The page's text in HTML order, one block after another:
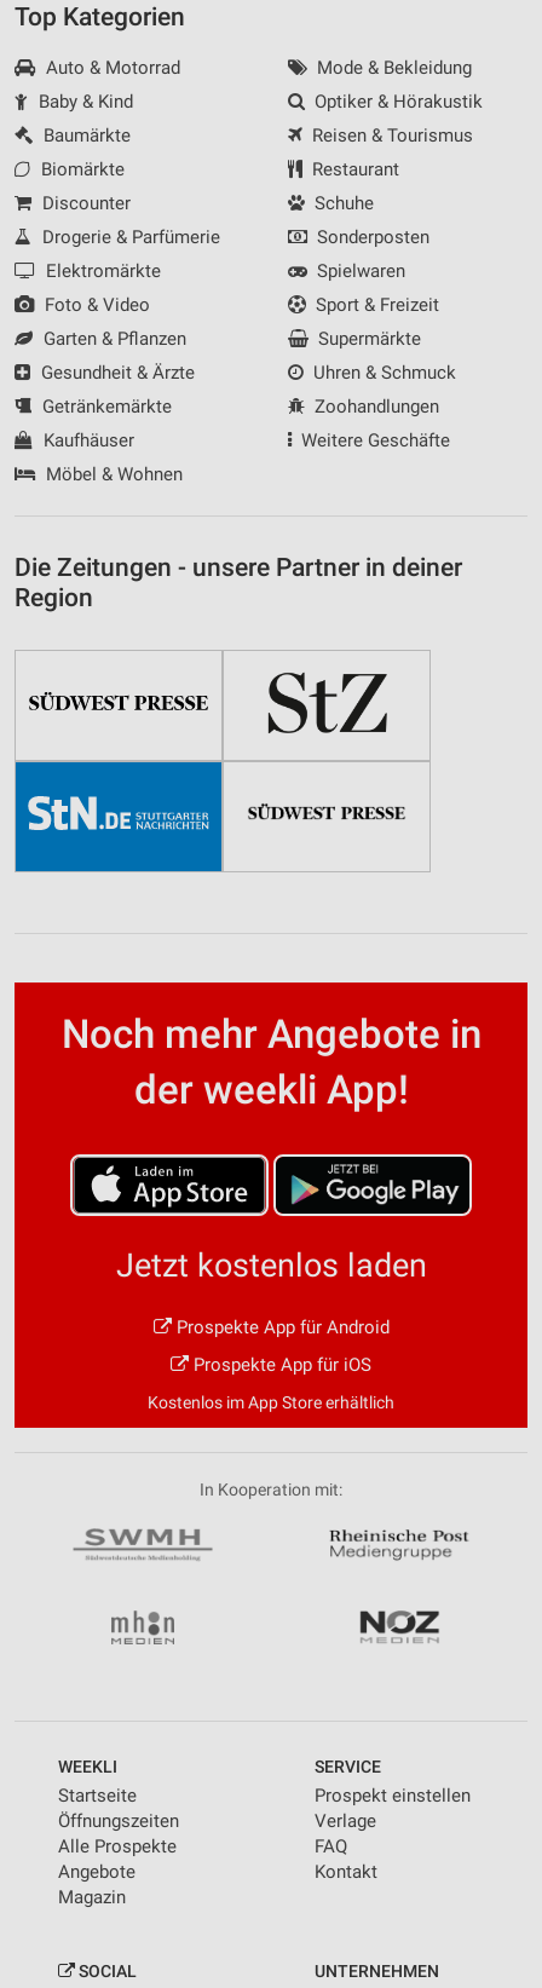
Top Kategorien
Auto & Motorrad
Baby & Kind
Baumärkte
Biomärkte
Discounter
Drogerie & Parfümerie
Elektromärkte
Foto & Video
Garten & Pflanzen
Gesundheit & Ärzte
Getränkemärkte
Kaufhäuser
Möbel & Wohnen
Mode & Bekleidung
Optiker & Hörakustik
Reisen & Tourismus
Restaurant
Schuhe
Sonderposten
Spielwaren
Sport & Freizeit
Supermärkte
Uhren & Schmuck
Zoohandlungen
Weitere Geschäfte
Die Zeitungen - unsere Partner in deiner
Region
Noch mehr Angebote in
der weekli App!
Jetzt kostenlos laden
Prospekte App für Android
Prospekte App für iOS
Kostenlos im App Store erhältlich
In Kooperation mit:
WEEKLI
Startseite
Öffnungszeiten
Alle Prospekte
Angebote
Magazin
SERVICE
Prospekt einstellen
Verlage
FAQ
Kontakt
SOCIAL UNTERNEHMEN